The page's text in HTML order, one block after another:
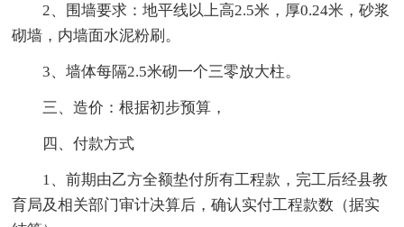
2、围墙要求：地平线以上高2.5米，厚0.24米，砂浆
砌墙，内墙面水泥粉刷。
3、墙体每隔2.5米砌一个三零放大柱。
三、造价：根据初步预算，
四、付款方式
1、前期由乙方全额垫付所有工程款，完工后经县教
育局及相关部门审计决算后，确认实付工程款数（据实